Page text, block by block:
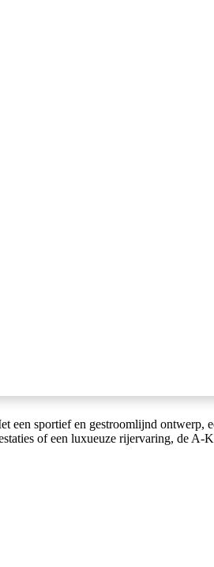
sportief en gestroomlijnd ontwerp,
of een luxueuze rijervaring, de A-